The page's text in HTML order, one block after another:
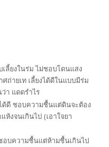
ลี้ยงในร่ม ไม่ชอบโดนแสง
ถ่ายเท เลี้ยงได้ดีในแบบมีร่ม
ว่า แดดรำไร
ดี ชอบความชื้นแต่ดินจะต้อง
ห้งจนเกินไป (เอาใจยา
อบความชื้นแต่ห้ามชื้นเกินไป